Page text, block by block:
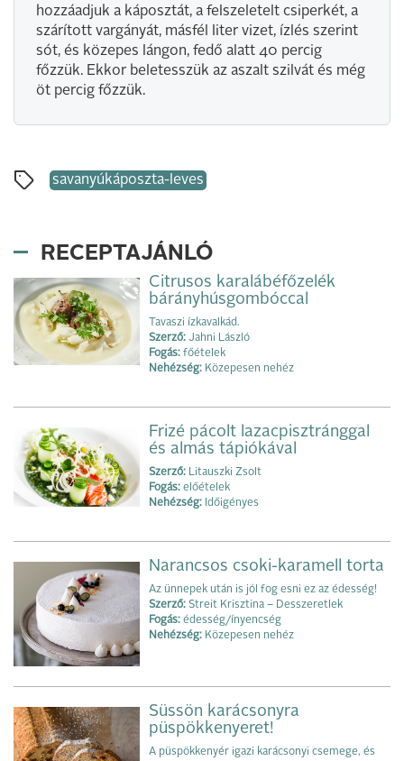
hozzáadjuk a káposztát, a felszeletelt csiperkét, a
szárított vargányát, másfél liter vizet, ízlés szerint
sót, és közepes lángon, fedő alatt 40 percig
főzzük. Ekkor beletesszük az aszalt szilvát és még
öt percig főzzük.
savanyúkáposzta-leves
RECEPTAJÁNLÓ
Citrusos karalábéfőzelék
bárányhúsgombóccal
Tavaszi ízkavalkád.
Szerző: Jahni László
Fogás: főételek
Nehézség: Közepesen nehéz
Frizé pácolt lazacpisztránggal
és almás tápiókával
Szerző: Litauszki Zsolt
Fogás: előételek
Nehézség: Időigényes
Narancsos csoki-karamell torta
Az ünnepek után is jól fog esni ez az édesség!
Szerző: Streit Krisztina – Desszeretlek
Fogás: édesség/ínyencség
Nehézség: Közepesen nehéz
Süssön karácsonyra
püspökkenyeret!
A püspökkenyér igazi karácsonyi csemege, és